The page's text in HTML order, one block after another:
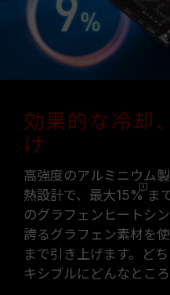
効果的な冷却
け
高強度のアルミニウム
熱設計で、最大15%ま
のグラフェンヒートシ
誇るグラフェン素材を
まで引き上げます。ど
キシブルにどんなとこ